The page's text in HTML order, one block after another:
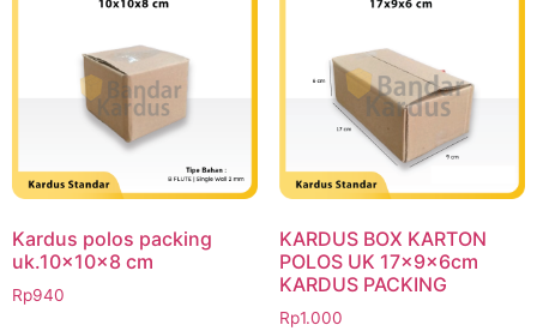
Kardus polos packing
uk.10x10x8 cm
Rp940
KARDUS BOX KARTON
POLOS UK 17x9x6cm
KARDUS PACKING
Rp1.000